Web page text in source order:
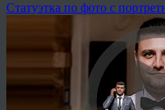
Статуэтка по фото с